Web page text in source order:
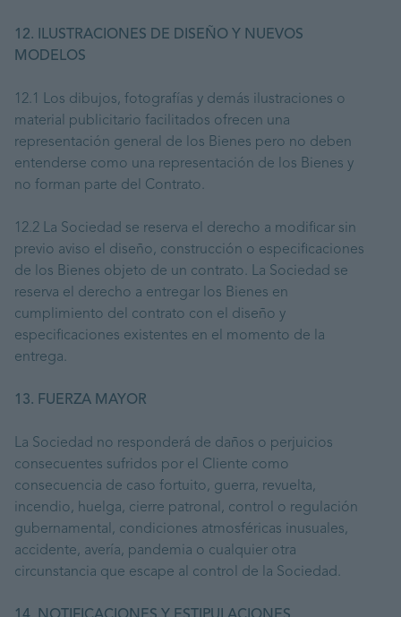
12. ILUSTRACIONES DE DISEÑO Y NUEVOS
MODELOS
12.1 Los dibujos, fotografías y demás ilustraciones o
material publicitario facilitados ofrecen una
representación general de los Bienes pero no deben
entenderse como una representación de los Bienes y
no forman parte del Contrato.
12.2 La Sociedad se reserva el derecho a modificar sin
previo aviso el diseño, construcción o especificaciones
de los Bienes objeto de un contrato. La Sociedad se
reserva el derecho a entregar los Bienes en
cumplimiento del contrato con el diseño y
especificaciones existentes en el momento de la
entrega.
13. FUERZA MAYOR
La Sociedad no responderá de daños o perjuicios
consecuentes sufridos por el Cliente como
consecuencia de caso fortuito, guerra, revuelta,
incendio, huelga, cierre patronal, control o regulación
gubernamental, condiciones atmosféricas inusuales,
accidente, avería, pandemia o cualquier otra
circunstancia que escape al control de la Sociedad.